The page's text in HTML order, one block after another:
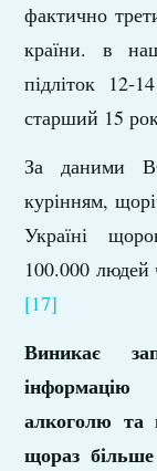
фактично
країни. в
підліток 12-
старший 15
За даними
курінням,
Україні
100.000 людей
[17]
Виникає
інформацію
алкоголю та
щораз